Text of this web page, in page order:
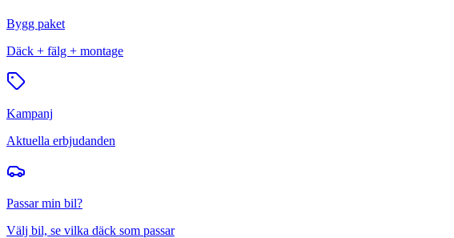
Bygg paket
Däck + fälg + montage
Kampanj
Aktuella erbjudanden
Passar min bil?
Välj bil, se vilka däck som passar